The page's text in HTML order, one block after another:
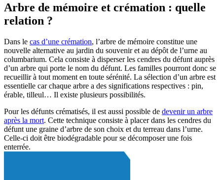
Arbre de mémoire et crémation : quelle
relation ?
Dans le cas d’une crémation, l’arbre de mémoire constitue une
nouvelle alternative au jardin du souvenir et au dépôt de l’urne au
columbarium. Cela consiste à disperser les cendres du défunt auprès
d’un arbre qui porte le nom du défunt. Les familles pourront donc se
recueillir à tout moment en toute sérénité. La sélection d’un arbre est
essentielle car chaque arbre a des significations respectives : pin,
érable, tilleul… Il existe plusieurs possibilités.
Pour les défunts crématisés, il est aussi possible de devenir un arbre
après la mort. Cette technique consiste à placer dans les cendres du
défunt une graine d’arbre de son choix et du terreau dans l’urne.
Celle-ci doit être biodégradable pour se décomposer une fois
enterrée.